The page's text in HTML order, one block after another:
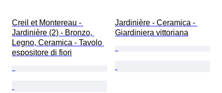
Creil et Montereau -
Jardinière (2) - Bronzo,
Legno, Ceramica - Tavolo
espositore di fiori
Jardinière - Ceramica -
Giardiniera vittoriana